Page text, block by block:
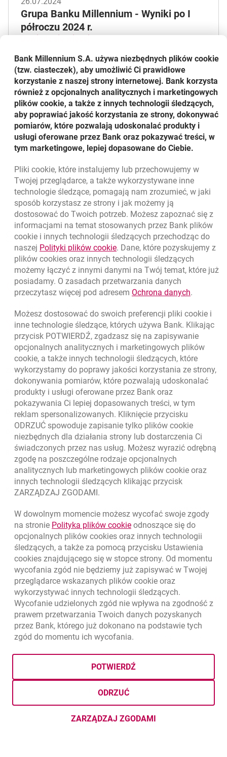
Grupa Banku Millennium - Wyniki po I
półroczu 2024 r.
Dowiedz się więcej
10.05.2024
Grupa Banku Millennium - Wyniki po I
kwartale 2024 r.
Dowiedz się więcej
Nawigacja dolna
Zadzwoń do nas
801 331 331
(+48) 22 598 40 40
Migam
Znajdź placówkę lub bankomat otwiera się w nowej karcie
Oceń nas otwiera się w nowej karcie
Złóż wniosek przez internet
Skontaktuj się ze Specjalistą
O banku
Kursy wymiany walut
Kursy wymiany walut. Data aktualizacji: 7.08.2026, 12:53:25
WALUTA KUPNO SPRZEDAŻ
EUR 4.1346 4.4568
USD 3.8493
CHF 4.4312 4.7764
GBP 4.822 5.1978
7.08.2026, 12:53:25
Odpowiedzialny biznes
Regulacje zewnętrzne
Ochrona danychotwiera się w nowej karcie
Ustawieniacookies
Mapa stronyotwiera się w nowej karcie
© Bank Millennium SA
Goodieotwiera się w nowej karcie
Twitterotwiera się w nowej karcie
YouTubeotwiera się w nowej karcie
LinkedIn
Bank Millennium S.A. używa niezbędnych plików cookie
(tzw. ciasteczek), aby umożliwić Ci prawidłowe
korzystanie z naszej strony internetowej. Bank korzysta
również z opcjonalnych analitycznych i marketingowych
plików cookie, a także z innych technologii śledzących,
aby poprawiać jakość korzystania ze strony, dokonywać
pomiarów, które pozwalają udoskonalać produkty i
usługi oferowane przez Bank oraz pokazywać treści, w
tym marketingowe, lepiej dopasowane do Ciebie.
Pliki cookie, które instalujemy lub przechowujemy w
Twojej przeglądarce, a także wykorzystywane inne
technologie śledzące, pomagają nam zrozumieć, w jaki
sposób korzystasz ze strony i jak możemy ją
dostosować do Twoich potrzeb. Możesz zapoznać się z
informacjami na temat stosowanych przez Bank plików
cookie i innych technologii śledzących przechodząc do
naszej Polityki plików cookielink otwiera się w nowym oknie
. Dane, które pozyskujemy z
plików cookies oraz innych technologii śledzących
możemy łączyć z innymi danymi na Twój temat, które już
posiadamy. O zasadach przetwarzania danych
przeczytasz więcej pod adresem Ochrona danychlink
.
Możesz dostosować do swoich preferencji pliki cookie i
inne technologie śledzące, których używa Bank. Klikając
przycisk POTWIERDŹ, zgadzasz się na zapisywanie
opcjonalnych analitycznych i marketingowych plików
cookie, a także innych technologii śledzących, które
wykorzystamy do poprawy jakości korzystania ze strony,
dokonywania pomiarów, które pozwalają udoskonalać
produkty i usługi oferowane przez Bank oraz
pokazywania Ci lepiej dopasowanych treści, w tym
reklam spersonalizowanych. Kliknięcie przycisku
ODRZUĆ spowoduje zapisanie tylko plików cookie
niezbędnych dla działania strony lub dostarczenia Ci
świadczonych przez nas usług. Możesz wyrazić odrębną
zgodę na poszczególne rodzaje opcjonalnych
analitycznych lub marketingowych plików cookie oraz
innych technologii śledzących klikając przycisk
ZARZĄDZAJ ZGODAMI.
W dowolnym momencie możesz wycofać swoje zgody
na stronie Polityka plików cookielink otwiera się w nowym
odnoszące się do
opcjonalnych plików cookies oraz innych technologii
śledzących, a także za pomocą przycisku Ustawienia
cookies znajdującego się w stopce strony. Od momentu
wycofania zgód nie będziemy już zapisywać w Twojej
przeglądarce wskazanych plików cookie oraz
wykorzystywać innych technologii śledzących.
Wycofanie udzielonych zgód nie wpływa na zgodność z
prawem przetwarzania Twoich danych pozyskanych
przez Bank, którego już dokonano na podstawie tych
zgód do momentu ich wycofania.
ZARZĄDZAJ ZGODAMI
DOTYCZĄCYMI PLIKÓW
ODRZUĆ
POTWIERDŹ